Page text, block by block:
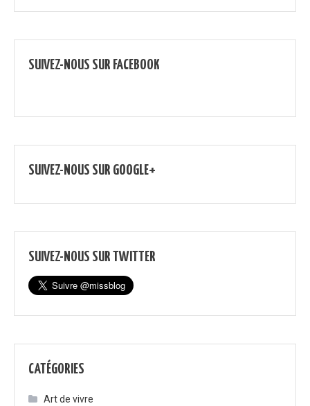
SUIVEZ-NOUS SUR FACEBOOK
SUIVEZ-NOUS SUR GOOGLE+
SUIVEZ-NOUS SUR TWITTER
CATÉGORIES
Art de vivre